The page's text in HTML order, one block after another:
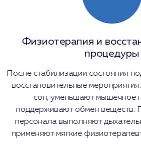
Физиотерапия и
процедуры
После стабилизации состояния
восстановительные
сон, уменьшают мышечное
поддерживают обмен веществ.
персонала выполняют
применяют мягкие